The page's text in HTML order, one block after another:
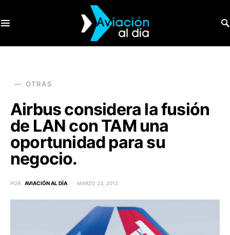
OTRAS
Airbus considera la fusión
de LAN con TAM una
oportunidad para su
negocio.
POR AVIACIÓN AL DÍA MARZO 23, 2012